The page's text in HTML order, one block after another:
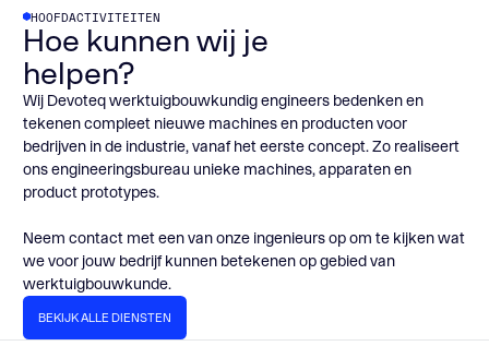
HOOFDACTIVITEITEN
Hoe kunnen wij je
helpen?
Wij Devoteq werktuigbouwkundig engineers bedenken en
tekenen compleet nieuwe machines en producten voor
bedrijven in de industrie, vanaf het eerste concept. Zo realiseert
ons engineeringsbureau unieke machines, apparaten en
product prototypes.
Neem contact met een van onze ingenieurs op om te kijken wat
we voor jouw bedrijf kunnen betekenen op gebied van
werktuigbouwkunde.
BEKIJK ALLE DIENSTEN